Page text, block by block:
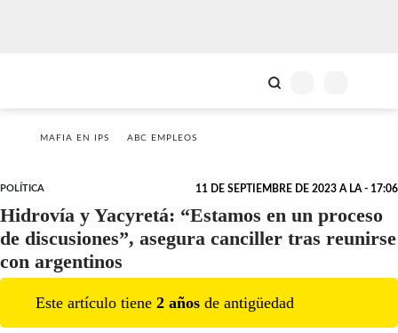
MAFIA EN IPS ABC EMPLEOS
POLÍTICA 11 DE SEPTIEMBRE DE 2023 A LA - 17:06
Hidrovía y Yacyretá: “Estamos en un proceso
de discusiones”, asegura canciller tras reunirse
con argentinos
Este artículo tiene 2 años de antigüedad